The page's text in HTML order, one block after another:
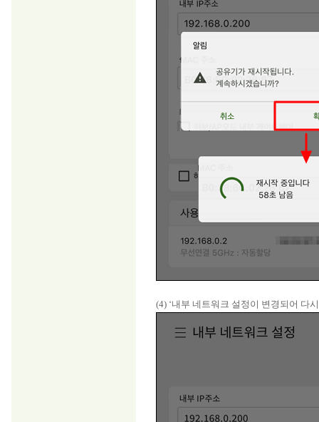
(4) ‘내부 네트워크 설정이 변경되어 다